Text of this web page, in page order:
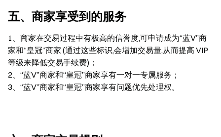
五、商家享受到的服务
1、商家在交易过程中有极高的信誉度,可申请成为“蓝V”商
家和“皇冠”商家 (通过这些标识,会增加交易量,从而提高 VIP
等级来降低交易手续费)；
2、“蓝V”商家和“皇冠”商家享有一对一专属服务；
3、“蓝V”商家和“皇冠”商家享有问题优先处理权。